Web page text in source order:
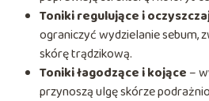
Toniki regulujące i
ograniczyć wydzielanie sebum,
skórę trądzikową.
Toniki łagodzące i kojące –
przynoszą ulgę skórze